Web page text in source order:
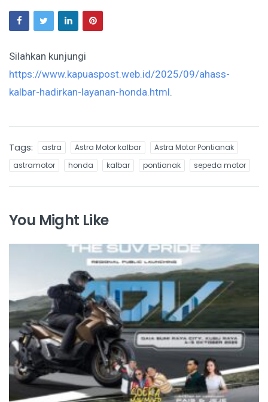
Silahkan kunjungi
https://www.kapuaspost.web.id/2025/09/ahass-
kalbar-hadirkan-layanan-honda.html.
Tags: astra Astra Motor kalbar
Astra Motor Pontianak
astramotor
honda kalbar pontianak sepeda motor
You Might Like